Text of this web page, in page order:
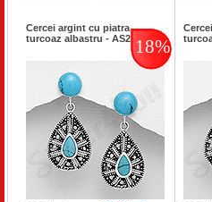
Cercei argint cu piatra
turcoaz albastru - AS21618%